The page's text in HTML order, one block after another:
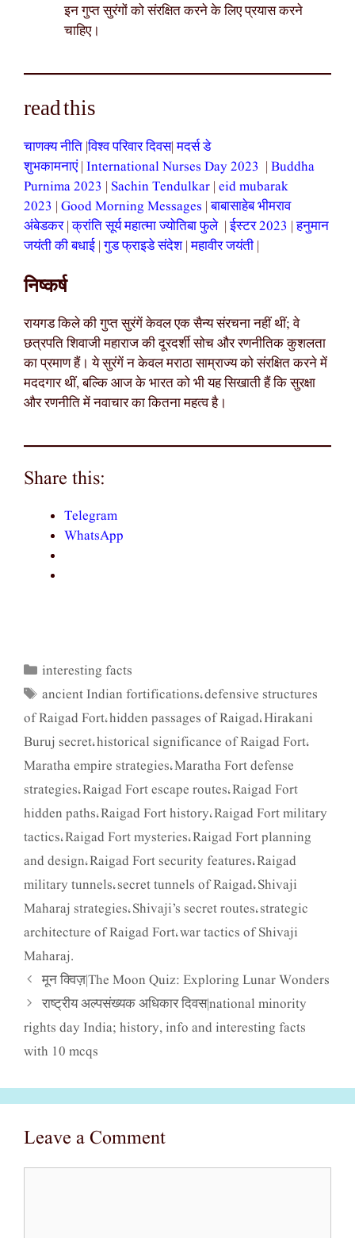
इन गुप्त सुरंगों को संरक्षित करने के लिए प्रयास करने
चाहिए।
read this
चाणक्य नीति |विश्व परिवार दिवस|मदर्स डे
शुभकामनाएं| International Nurses Day 2023 | Buddha
Purnima 2023 | Sachin Tendulkar | eid mubarak
2023 | Good Morning Messages |बाबासाहेब भीमराव
अंबेडकर|क्रांति सूर्य महात्मा ज्योतिबा फुले |ईस्टर 2023 |हनुमान
जयंती की बधाई |गुड फ्राइडे संदेश|महावीर जयंती |
निष्कर्ष
रायगड किले की गुप्त सुरंगें केवल एक सैन्य संरचना नहीं थीं; वे
छत्रपति शिवाजी महाराज की दूरदर्शी सोच और रणनीतिक कुशलता
का प्रमाण हैं। ये सुरंगें न केवल मराठा साम्राज्य को संरक्षित करने में
मददगार थीं, बल्कि आज के भारत को भी यह सिखाती हैं कि सुरक्षा
और रणनीति में नवाचार का कितना महत्व है।
Share this:
Telegram
WhatsApp
Categories
interesting facts
Tags
ancient Indian fortifications,defensive structures
of Raigad Fort,hidden passages of Raigad,Hirakani
Buruj secret,historical significance of Raigad Fort,
Maratha empire strategies,Maratha Fort defense
strategies,Raigad Fort escape routes,Raigad Fort
hidden paths,Raigad Fort history,Raigad Fort military
tactics,Raigad Fort mysteries,Raigad Fort planning
and design,Raigad Fort security features,Raigad
military tunnels,secret tunnels of Raigad, Shivaji
Maharaj strategies, Shivaji’s secret routes,strategic
architecture of Raigad Fort,war tactics of Shivaji
Maharaj.
मून क्विज़|The Moon Quiz: Exploring Lunar Wonders
राष्ट्रीय अल्पसंख्यक अधिकार दिवस|national minority
rights day India; history, info and interesting facts
with 10 mcqs
Leave a Comment